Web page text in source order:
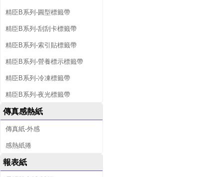
精臣B系列-圓型標籤帶
精臣B系列-刮刮卡標籤帶
精臣B系列-索引貼標籤帶
精臣B系列-營養標示標籤帶
精臣B系列-冷凍標籤帶
精臣B系列-夜光標籤帶
傳真感熱紙
傳真紙-外感
感熱紙捲
報表紙